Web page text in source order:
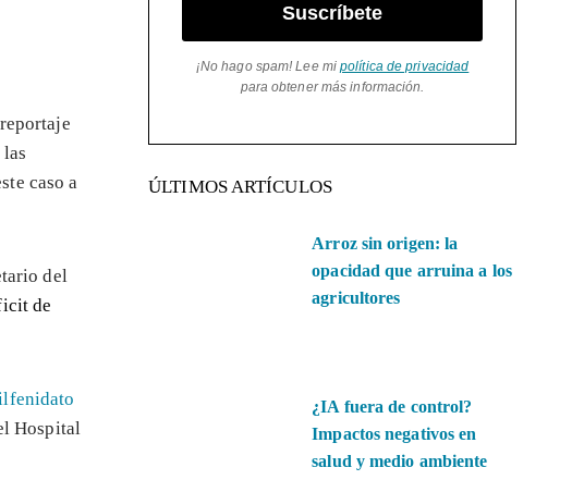
caso a
del
de
Hospital
Suscríbete
¡No hago spam! Lee mipolítica de privacidad
para obtener más información.
ÚLTIMOS ARTÍCULOS
Arroz sin origen: la
opacidad que arruina a los
agricultores
¿IA fuera de control?
Impactos negativos en
salud y medio ambiente